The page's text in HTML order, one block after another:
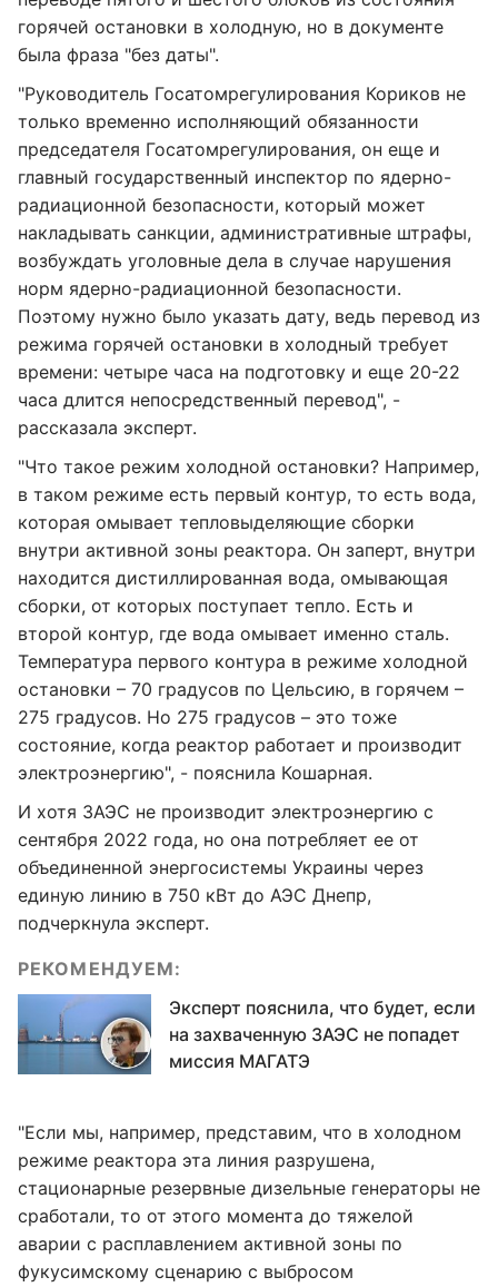
горячей остановки в холодную, но в документе
была фраза "без даты".
"Руководитель Госатомрегулирования Кориков не
только временно исполняющий обязанности
председателя Госатомрегулирования, он еще и
главный государственный инспектор по ядерно-
радиационной безопасности, который может
накладывать санкции, административные штрафы,
возбуждать уголовные дела в случае нарушения
норм ядерно-радиационной безопасности.
Поэтому нужно было указать дату, ведь перевод из
режима горячей остановки в холодный требует
времени: четыре часа на подготовку и еще 20-22
часа длится непосредственный перевод", -
рассказала эксперт.
"Что такое режим холодной остановки? Например,
в таком режиме есть первый контур, то есть вода,
которая омывает тепловыделяющие сборки
внутри активной зоны реактора. Он заперт, внутри
находится дистиллированная вода, омывающая
сборки, от которых поступает тепло. Есть и
второй контур, где вода омывает именно сталь.
Температура первого контура в режиме холодной
остановки – 70 градусов по Цельсию, в горячем –
275 градусов. Но 275 градусов – это тоже
состояние, когда реактор работает и производит
электроэнергию", - пояснила Кошарная.
И хотя ЗАЭС не производит электроэнергию с
сентября 2022 года, но она потребляет ее от
объединенной энергосистемы Украины через
единую линию в 750 кВт до АЭС Днепр,
подчеркнула эксперт.
РЕКОМЕНДУЕМ:
Эксперт пояснила, что будет, если
на захваченную ЗАЭС не попадет
миссия МАГАТЭ
"Если мы, например, представим, что в холодном
режиме реактора эта линия разрушена,
стационарные резервные дизельные генераторы не
сработали, то от этого момента до тяжелой
аварии с расплавлением активной зоны по
фукусимскому сценарию с выбросом